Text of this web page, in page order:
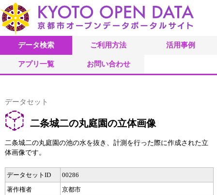
データ検索 ご利用方法 活用事例
アプリ一覧 お問い合わせ
データセット
二条城二の丸庭園の立体画像
二条城二の丸庭園の池の水を抜き、計測を行った際に作成された立
体画像です。
データセットID
00286
著作権者
京都市